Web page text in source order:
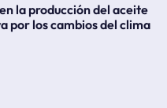
la producción del aceite
por los cambios del clima